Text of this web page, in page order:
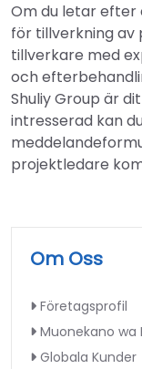
Om du letar efter
för tillverkning av
tillverkare med
och
Shuliy Group är
intresserad kan
projektledare
Om Oss
Företagsprofil
Muonekano wa
Globala Kunder